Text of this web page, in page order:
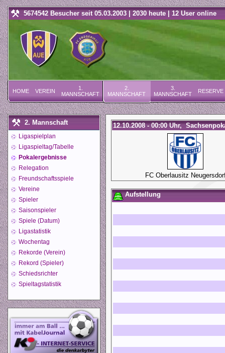
5674542 Besucher seit 05.03.2003 | 2030 heute | 12 User online
HOME VEREIN
1.
MANNSCHAFT
2.
MANNSCHAFT
3.
MANNSCHAFT
RESERVE
2. Mannschaft
Ligaspielplan
Ligaspieltag/Tabelle
Pokalergebnisse
Relegation
Freundschaftsspiele
Vereine
Spieler
Saisonspieler
Spiele (Datum)
Ligastatistik
Wochentag
Rekorde (Verein)
Rekord (Spieler)
Schiedsrichter
Spieltagstatistik
12.10.2008 - 00:00 Uhr,
FC Oberlausitz
Aufstellung